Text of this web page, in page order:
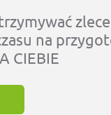
na
CIEBIE